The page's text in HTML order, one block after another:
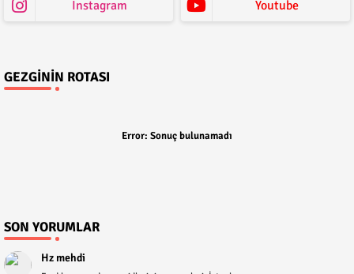
Instagram Youtube
GEZGININ ROTASI
Error: Sonuç bulunamadı
SON YORUMLAR
Hz mehdi